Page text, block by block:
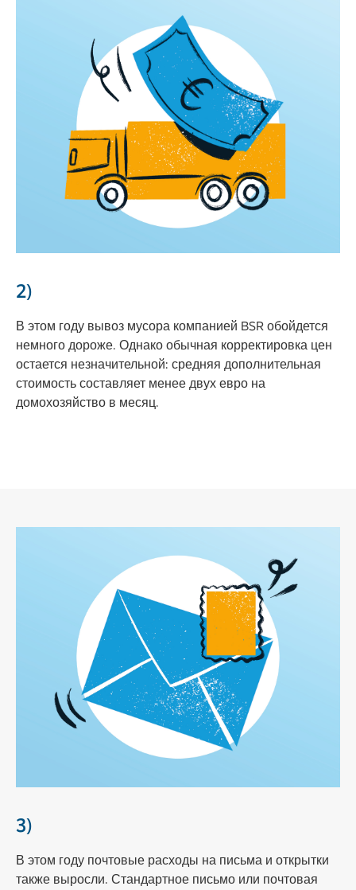
2)
В этом году вывоз мусора компанией BSR обойдется
немного дороже. Однако обычная корректировка цен
остается незначительной: средняя дополнительная
стоимость составляет менее двух евро на
домохозяйство в месяц.
3)
В этом году почтовые расходы на письма и открытки
также выросли. Стандартное письмо или почтовая